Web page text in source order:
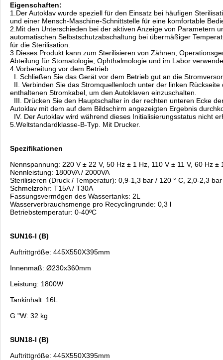
Eigenschaften:
1.Der Autoklav wurde speziell für den Einsatz bei häufigen
und einer Mensch-Maschine-Schnittstelle für eine komfortable
2.Mit den Unterschieden bei der aktiven Anzeige von Parametern
automatischen Selbstschutzabschaltung bei übermäßiger
für die Sterilisation.
3.Dieses Produkt kann zum Sterilisieren von Zähnen,
Abteilung für Stomatologie, Ophthalmologie und im Labor
4.Vorbereitung vor dem Betrieb
I. Schließen Sie das Gerät vor dem Betrieb gut an die
II. Verbinden Sie das Stromquellenloch unter der linken
enthaltenen Stromkabel, um den Autoklaven einzuschalten.
III. Drücken Sie den Hauptschalter in der rechten unteren Ecke
Autoklav mit dem auf dem Bildschirm angezeigten Ergebnis
IV. Der Autoklav wird während dieses Initialisierungsstatus nicht
5.Weltstandardklasse-B-Typ. Mit Drucker.
Spezifikationen
Nennspannung: 220 V ± 22 V, 50 Hz ± 1 Hz, 110 V ± 11 V, 60 Hz ±
Nennleistung: 1800VA / 2000VA
Sterilisieren (Druck / Temperatur): 0,9-1,3 bar / 120 ° C, 2,0-2,3
Schmelzrohr: T15A / T30A
Fassungsvermögen des Wassertanks: 2L
Wasserverbrauchsmenge pro Recyclingrunde: 0,3 l
Betriebstemperatur: 0-40ºC
SUN16-I (B)
Auftrittgröße: 445X550X395mm
Innenmaß: Ø230x360mm
Leistung: 1800W
Tankinhalt: 16L
G "W: 32 kg
SUN18-I (B)
Auftrittgröße: 445X550X395mm